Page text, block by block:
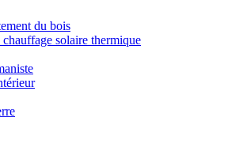
du bois
solaire thermique